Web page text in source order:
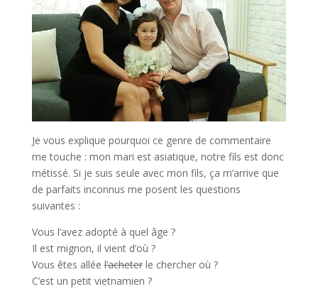
Je vous explique pourquoi ce genre de commentaire
me touche : mon mari est asiatique, notre fils est donc
métissé. Si je suis seule avec mon fils, ça m’arrive que
de parfaits inconnus me posent les questions
suivantes :
Vous l’avez adopté à quel âge ?
Il est mignon, il vient d’où ?
Vous êtes alléel’acheterle chercher où ?
C’est un petit vietnamien ?